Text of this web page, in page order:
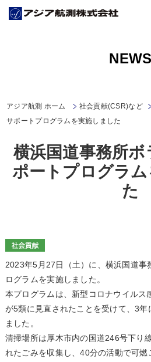
NEWS
アジア航測 ホーム 社会貢献(CSR)など
サポートプログラムを実施しました
横浜国道事務所
ポートプログラ
た
2023年5月27日（土）に、横浜国道事
ログラムを実施しました。
本プログラムは、新型コロナウイルス
が5類に見直されたことを受けて、3
ました。
清掃場所は厚木市内の国道246号下り
れたごみを収集し、40分の活動で可